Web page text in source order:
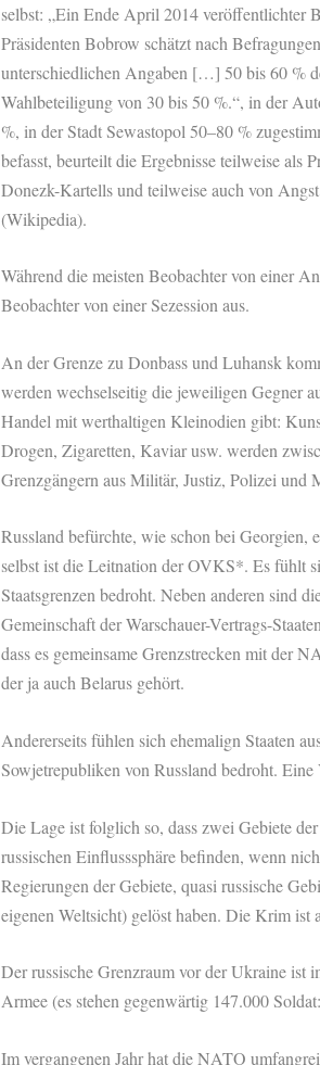
selbst: „Ein Ende April 2014 veröffentlichter
Präsidenten Bobrow schätzt nach
unterschiedlichen Angaben […] 50 bis 60 %
Wahlbeteiligung von 30 bis 50 %.“, in der
%, in der Stadt Sewastopol 50–80 %
befasst, beurteilt die Ergebnisse teilweise als
Donezk-Kartells und teilweise auch von
(Wikipedia).
Während die meisten Beobachter von einer
Beobachter von einer Sezession aus.
An der Grenze zu Donbass und Luhansk
werden wechselseitig die jeweiligen Gegner
Handel mit werthaltigen Kleinodien gibt:
Drogen, Zigaretten, Kaviar usw. werden
Grenzgängern aus Militär, Justiz, Polizei und
Russland befürchte, wie schon bei
selbst ist die Leitnation der OVKS*. Es fühlt
Staatsgrenzen bedroht. Neben anderen sind
Gemeinschaft der Warschauer-Vertrags-
dass es gemeinsame Grenzstrecken mit der
der ja auch Belarus gehört.
Andererseits fühlen sich ehemalign Staaten
Sowjetrepubliken von Russland bedroht.
Die Lage ist folglich so, dass zwei Gebiete
russischen Einflusssphäre befinden, wenn
Regierungen der Gebiete, quasi russische
eigenen Weltsicht) gelöst haben. Die Krim ist
Der russische Grenzraum vor der Ukraine ist
Armee (es stehen gegenwärtig 147.000
Im vergangenen Jahr hat die NATO